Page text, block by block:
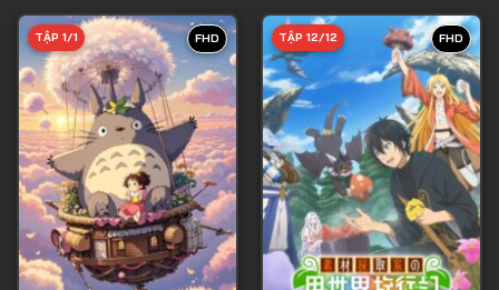
Tập 7
Tập 8
Tập 9
Tập 10
Tập 11
Tập 12
Tập 13
FHD
TẬP 1/1 FHD
TẬP 12/12